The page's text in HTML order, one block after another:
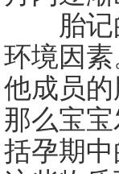
胎记的
环境因
他成员
那么宝
括孕期